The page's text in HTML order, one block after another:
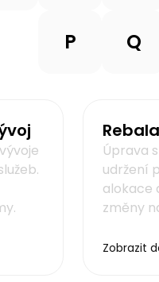
P Q
Úprava
udržení
alokace
změny
Zobrazit